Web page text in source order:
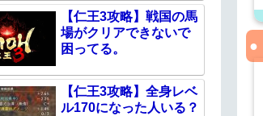
【仁王3攻略】戦国の馬
場がクリアできないで
困ってる。
【仁王3攻略】全身レベ
ル170になった人いる？